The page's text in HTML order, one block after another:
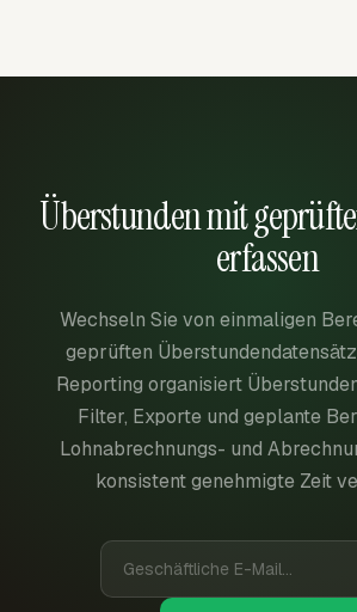
Überstunden mit
erfassen
Wechseln Sie von einmaligen
geprüften
Reporting organisiert
Filter, Exporte und geplante
Lohnabrechnungs- und
konsistent genehmigte Zeit